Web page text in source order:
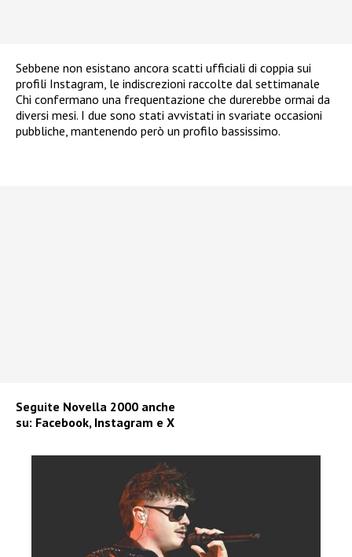
Sebbene non esistano ancora scatti ufficiali di coppia sui
profili Instagram, le indiscrezioni raccolte dal settimanale
Chi confermano una frequentazione che durerebbe ormai da
diversi mesi. I due sono stati avvistati in svariate occasioni
pubbliche, mantenendo però un profilo bassissimo.
Seguite Novella 2000 anche
su: Facebook, Instagram e X